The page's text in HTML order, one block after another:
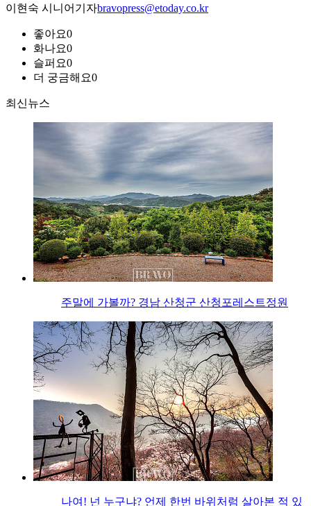
이현숙 시니어기자bravopress@etoday.co.kr
좋아요0
화나요0
슬퍼요0
더 궁금해요0
최신뉴스
주말에 가볼까? 경남 산청군 산청포레스트정원
나여! 넌 누구냐? 언제 한번 바위처럼 살아본 적 있